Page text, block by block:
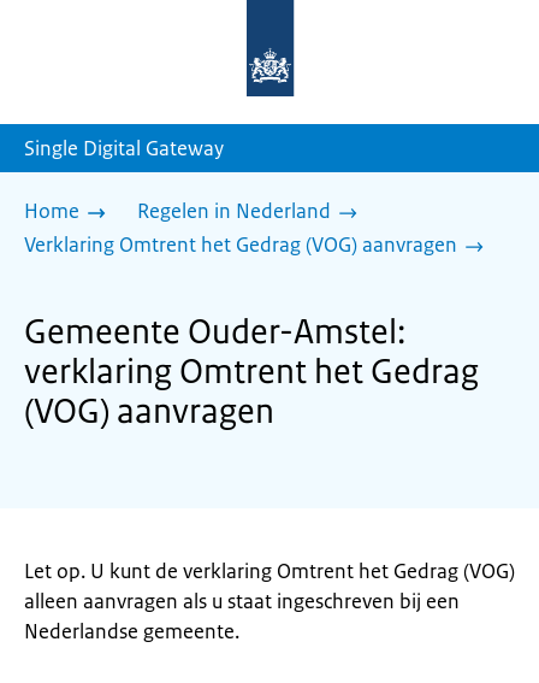
homepage
Single Digital Gateway
Home
Regelen in Nederland
Verklaring Omtrent het Gedrag (VOG) aanvragen
Gemeente Ouder-Amstel:
verklaring Omtrent het Gedrag
(VOG) aanvragen
Let op. U kunt de verklaring Omtrent het Gedrag (VOG)
alleen aanvragen als u staat ingeschreven bij een
Nederlandse gemeente.